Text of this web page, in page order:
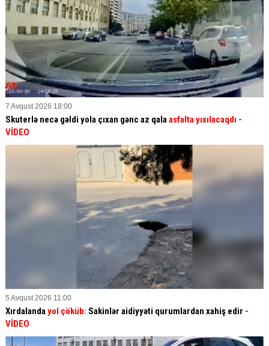
7 Avqust 2026 18:00
Skuterlə necə gəldi yola çıxan gənc az qalaasfalta yıxılacaqdı -
VİDEO
5 Avqust 2026 11:00
Xırdalandayol çöküb: Sakinlər aidiyyəti qurumlardan xahiş edir -
VİDEO